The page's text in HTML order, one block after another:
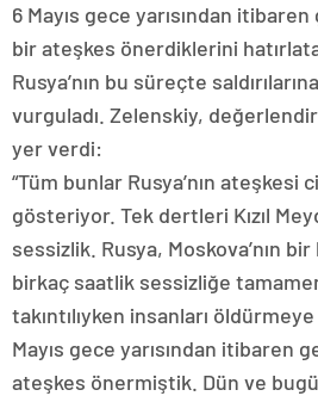
6 Mayıs gece yarısından
bir ateşkes önerdiklerini
Rusya’nın bu süreçte
vurguladı. Zelenskiy,
yer verdi:
“Tüm bunlar Rusya’nın ateşkesi
gösteriyor. Tek dertleri Kızıl
sessizlik. Rusya, Moskova’nın
birkaç saatlik sessizliğe
takıntılıyken insanları
Mayıs gece yarısından itibaren
ateşkes önermiştik. Dün ve